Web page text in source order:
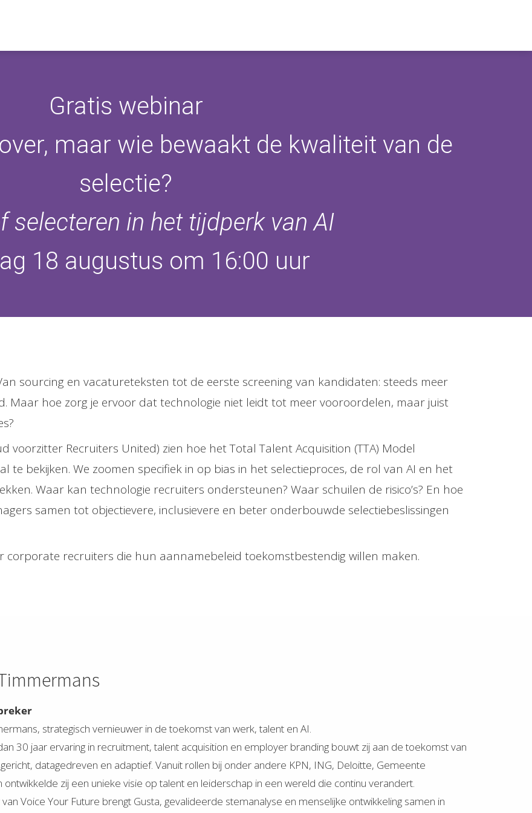
Gratis webinar
maar wie bewaakt de kwaliteit van de
selectie?
selecteren in het tijdperk van AI
18 augustus om 16:00 uur
sourcing en vacatureteksten tot de eerste screening van kandidaten: steeds meer
Maar hoe zorg je ervoor dat technologie niet leidt tot meer vooroordelen, maar juist
voorzitter Recruiters United) zien hoe het Total Talent Acquisition (TTA) Model
bekijken. We zoomen specifiek in op bias in het selectieproces, de rol van AI en het
Waar kan technologie recruiters ondersteunen? Waar schuilen de risico’s? En hoe
samen tot objectievere, inclusievere en beter onderbouwde selectiebeslissingen
corporate recruiters die hun aannamebeleid toekomstbestendig willen maken.
strategisch vernieuwer in de toekomst van werk, talent en AI.
30 jaar ervaring in recruitment, talent acquisition en employer branding bouwt zij aan de toekomst van
datagedreven en adaptief. Vanuit rollen bij onder andere KPN, ING, Deloitte, Gemeente
zij een unieke visie op talent en leiderschap in een wereld die continu verandert.
Voice Your Future brengt Gusta, gevalideerde stemanalyse en menselijke ontwikkeling samen in